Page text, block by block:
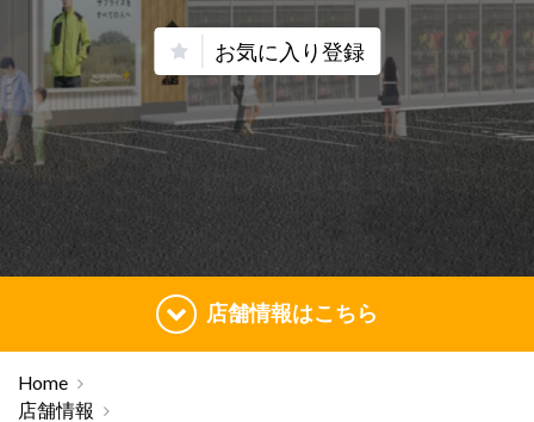
お気に入り登録
店舗情報はこちら
Home
店舗情報